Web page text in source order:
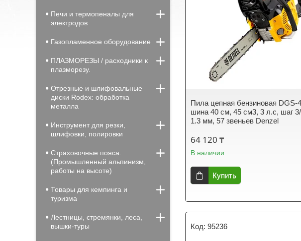
Пила цепная бензиновая DGS-
шина 40 см, 45 см3, 3 л.с, шаг
1.3 мм, 57 звеньев Denzel
64 120 ₸
В наличии
Купить
95236
Печи и термопеналы для
электродов
Газопламенное оборудование
ПЛАЗМОРЕЗЫ / расходники к
плазморезу.
Отрезные и шлифовальные
диски Rodex: обработка
металла
Инструмент для резки,
шлифовки, полировки
Страховочные пояса.
(Промышленный альпинизм,
работы на высоте)
Товары для кемпинга и
туризма
Лестницы, стремянки, леса,
вышки-туры